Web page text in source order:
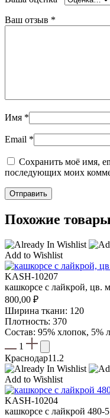
Ваш отзыв *
Имя *
Email *
Сохранить моё имя,
последующих моих
Похожие товары
Add to Wishlist
KASH-10207
кашкорсе с лайкрой, цв.
800,00 ₽
Ширина ткани: 120
Плотность: 370
Состав: 95% хлопок, 5%
1
Краснодар11.2
Add to Wishlist
KASH-10204
кашкорсе с лайкрой